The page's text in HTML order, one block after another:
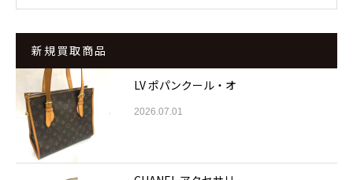
新規買取商品
LV ポパンクール・オ
2026.07.01